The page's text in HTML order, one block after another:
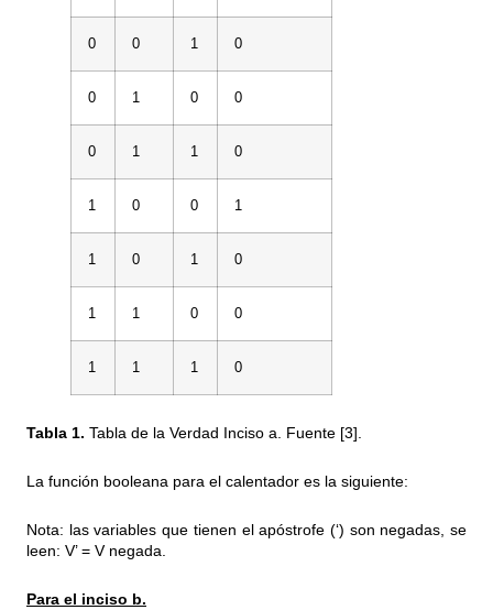
0 0 1 0
0 1 0 0
0 1 1 0
1 0 0 1
1 0 1 0
1 1 0 0
1 1 1 0
Tabla 1. Tabla de la Verdad Inciso a. Fuente [3].
La función booleana para el calentador es la siguiente:
Nota: las variables que tienen el apóstrofe (‘) son negadas, se
leen: V’ = V negada.
Para el inciso b.